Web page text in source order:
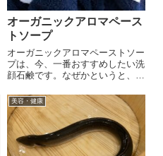
オーガニックアロマペース
トソープ
オーガニックアロマペーストソー
プは、今、一番おすすめしたい洗
顔石鹸です。なぜかというと、そ
製法』でつくられているからで
す。洗浄成分は「せっけん」のみ
を使っています。固形の石けんで
は、よくありますが、ペースト状
の...
美容・健康